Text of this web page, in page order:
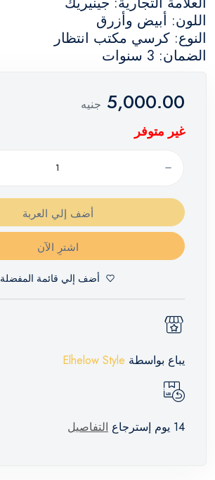
اللون: أبيض وأزرق
النوع: كرسي مكتب انتظار
الضمان: 3 سنوات
5,000.00 جنيه
غير متوفر
أضف إلي العربة
اشترِ الآن
أضف إلي قائمة المفضلة
يباع بواسطة Elhelow Style
14 يوم إسترجاع التفاصيل